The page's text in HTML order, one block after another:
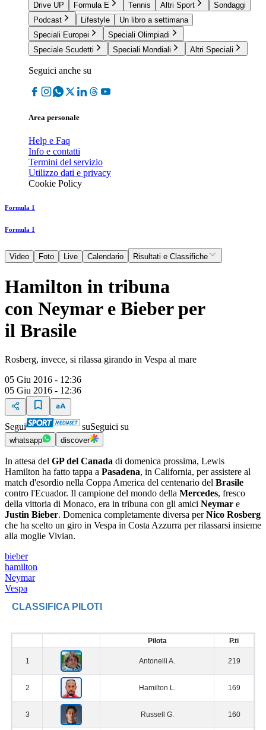
Drive UP
Formula E Tennis Altri Sport
Sondaggi
Podcast
Lifestyle
Un libro a settimana
Speciali Europei
Speciali Olimpiadi
Speciale Scudetti
Speciali Mondiali Altri Speciali
Seguici anche su
Area personale
Help e Faq
Info e contatti
Termini del servizio
Utilizzo dati e privacy
Cookie Policy
Formula 1
Formula 1
Video Foto Live Calendario Risultati e Classifiche
Hamilton in tribuna
con Neymar e Bieber per
il Brasile
Rosberg, invece, si rilassa girando in Vespa al mare
05 Giu 2016 - 12:36
05 Giu 2016 - 12:36
Segui suSeguici su
whatsapp discover
In attesa del GP del Canada di domenica prossima, Lewis
Hamilton ha fatto tappa a Pasadena, in California, per assistere al
match d'esordio nella Coppa America del centenario del Brasile
contro l'Ecuador. Il campione del mondo della Mercedes, fresco
della vittoria di Monaco, era in tribuna con gli amici Neymar e
Justin Bieber. Domenica completamente diversa perNico Rosberg
che ha scelto un giro in Vespa in Costa Azzurra per rilassarsi insieme
alla moglie Vivian.
bieber
hamilton
Neymar
Vespa